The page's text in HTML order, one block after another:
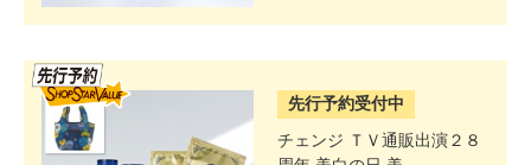
先行予約受付中
チェンジ ＴＶ通販出演２８